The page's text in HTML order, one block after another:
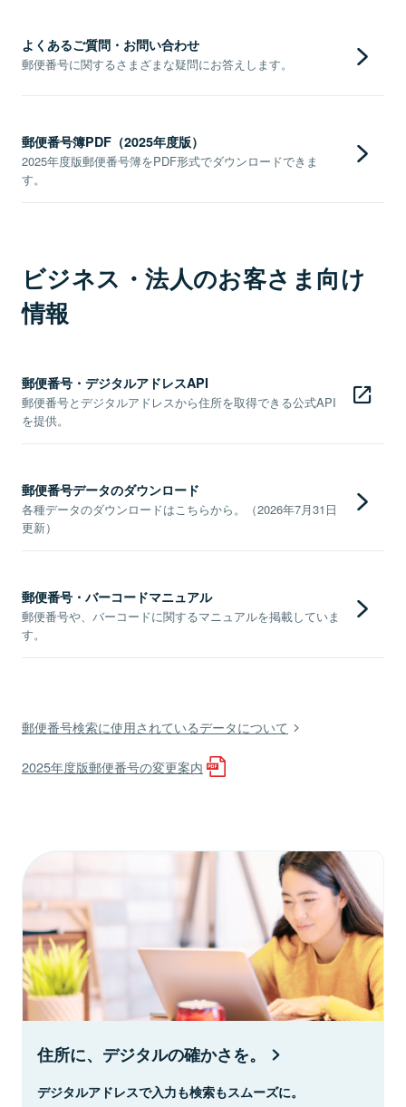
よくあるご質問・お問い合わせ
郵便番号に関するさまざまな疑問にお答えします。
郵便番号簿PDF（2025年度版）
2025年度版郵便番号簿をPDF形式でダウンロードできま
す。
ビジネス・法人のお客さま向け
情報
郵便番号・デジタルアドレスAPI
郵便番号とデジタルアドレスから住所を取得できる公式API
を提供。
郵便番号データのダウンロード
各種データのダウンロードはこちらから。（2026年7月31日
更新）
郵便番号・バーコードマニュアル
郵便番号や、バーコードに関するマニュアルを掲載していま
す。
郵便番号検索に使用されているデータについて
2025年度版郵便番号の変更案内
住所に、デジタルの確かさを。
デジタルアドレスで入力も検索もスムーズに。